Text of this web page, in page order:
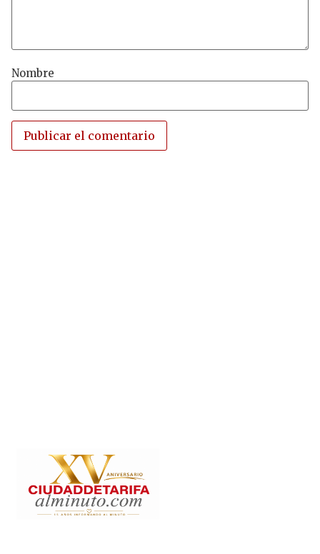
Nombre